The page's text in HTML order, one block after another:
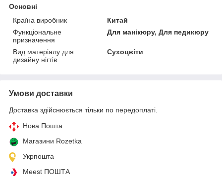
Основні
Країна виробник
Китай
Функціональне
призначення
Для манікюру, Для педикюру
Вид матеріалу для
дизайну нігтів
Сухоцвіти
Умови доставки
Доставка здійснюється тільки по передоплаті.
Нова Пошта
Магазини Rozetka
Укрпошта
Meest ПОШТА